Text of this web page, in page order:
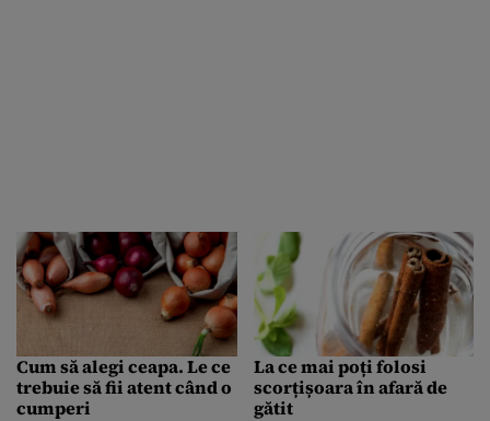
Cum să alegi ceapa. Le ce
trebuie să fii atent când o
cumperi
La ce mai poți folosi
scorțișoara în afară de
gătit